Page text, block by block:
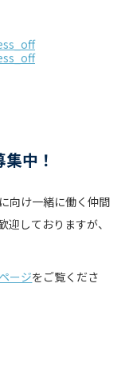
中！
向け一緒に働く仲間
しておりますが、
ージをご覧くださ